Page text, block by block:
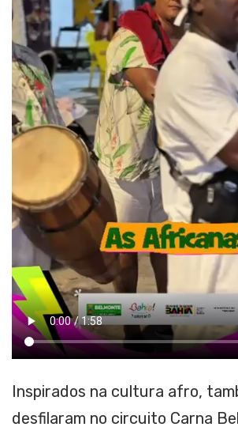
Inspirados na cultura afro,
desfilaram no circuito Carna